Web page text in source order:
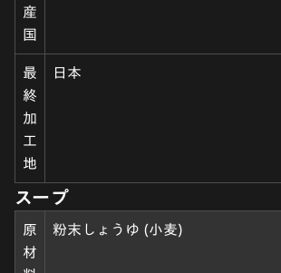
産
国
最
終
加
工
地
日本
スープ
原
材
粉末しょうゆ (小麦)